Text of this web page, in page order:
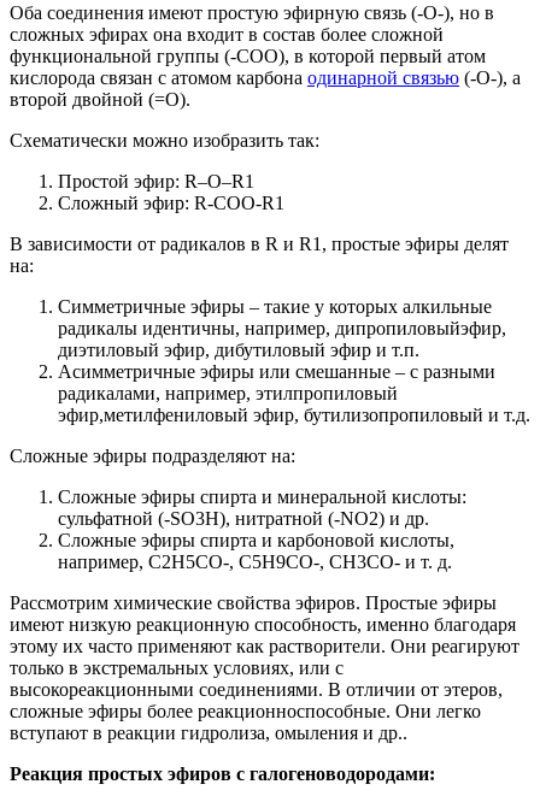
Оба соединения имеют простую эфирную связь (-О-), но в
сложных эфирах она входит в состав более сложной
функциональной группы (-COO), в которой первый атом
кислорода связан с атомом карбона одинарной связью (-О-), а
второй двойной (=О).
Схематически можно изобразить так:
Простой эфир: R–O–R1
Сложный эфир: R-COO-R1
В зависимости от радикалов в R и R1, простые эфиры делят
на:
Симметричные эфиры – такие у которых алкильные
радикалы идентичны, например, дипропиловыйэфир,
диэтиловый эфир, дибутиловый эфир и т.п.
Асимметричные эфиры или смешанные – с разными
радикалами, например, этилпропиловый
эфир,метилфениловый эфир, бутилизопропиловый и т.д.
Сложные эфиры подразделяют на:
Сложные эфиры спирта и минеральной кислоты:
сульфатной (-SO3H), нитратной (-NO2) и др.
Сложные эфиры спирта и карбоновой кислоты,
например, С2Н5СО-, С5Н9СО-, СН3СО- и т. д.
Рассмотрим химические свойства эфиров. Простые эфиры
имеют низкую реакционную способность, именно благодаря
этому их часто применяют как растворители. Они реагируют
только в экстремальных условиях, или с
высокореакционными соединениями. В отличии от этеров,
сложные эфиры более реакционноспособные. Они легко
вступают в реакции гидролиза, омыления и др..
Реакция простых эфиров с галогеноводородами: